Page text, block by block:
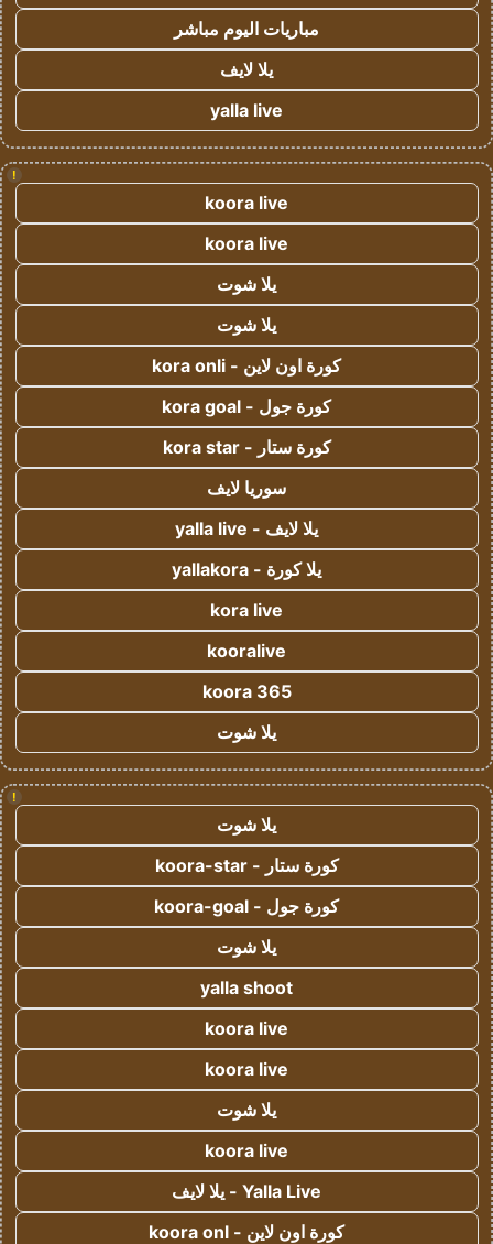
مباريات اليوم مباشر
يلا لايف
yalla live
!
koora live
koora live
يلا شوت
يلا شوت
كورة اون لاين - kora onli
كورة جول - kora goal
كورة ستار - kora star
سوريا لايف
يلا لايف - yalla live
يلا كورة - yallakora
kora live
kooralive
koora 365
يلا شوت
!
يلا شوت
كورة ستار - koora-star
كورة جول - koora-goal
يلا شوت
yalla shoot
koora live
koora live
يلا شوت
koora live
Yalla Live - يلا لايف
كورة اون لاين - koora onl